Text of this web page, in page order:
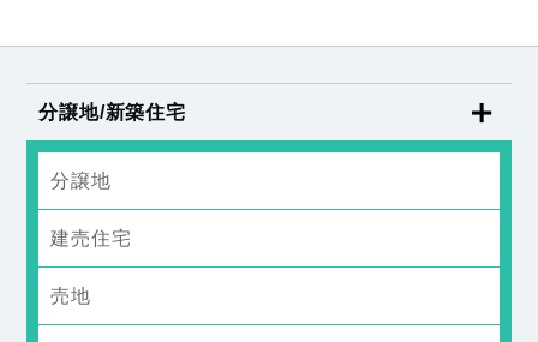
分譲地/新築住宅
分譲地
建売住宅
売地